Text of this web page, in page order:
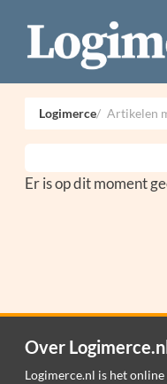
Logimerce Artikelen
Er is op dit moment
Over Logimerce.nl
Logimerce.nl is het